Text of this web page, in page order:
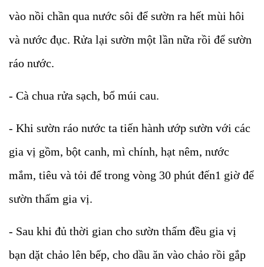
vào nồi chần qua nước sôi để sườn ra hết mùi hôi
và nước đục. Rửa lại sườn một lần nữa rồi để sườn
ráo nước.
- Cà chua rửa sạch, bổ múi cau.
- Khi sườn ráo nước ta tiến hành ướp sườn với các
gia vị gồm, bột canh, mì chính, hạt nêm, nước
mắm, tiêu và tỏi để trong vòng 30 phút đến1 giờ để
sườn thấm gia vị.
- Sau khi đủ thời gian cho sườn thấm đều gia vị
bạn dặt chảo lên bếp, cho dầu ăn vào chảo rồi gắp